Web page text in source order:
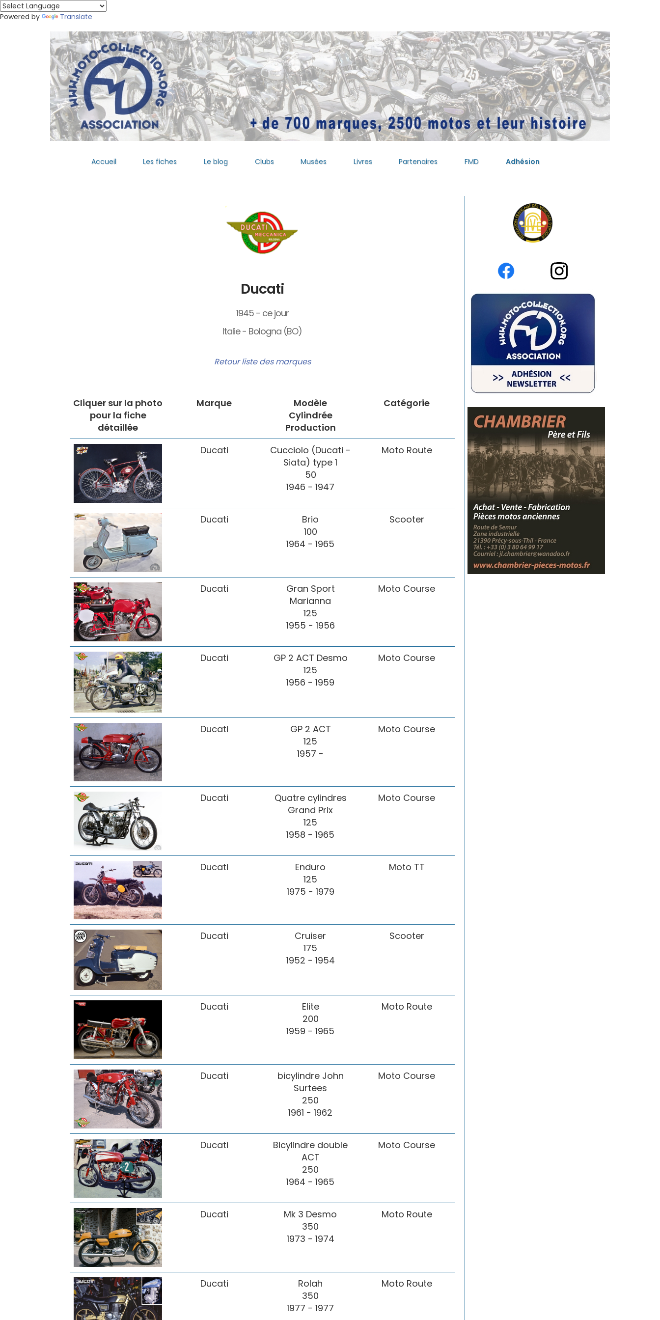
Powered by Translate
Accueil Les fiches Le blog Clubs Musées Livres Partenaires FMD Adhésion
Ducati
1945 - ce jour
Italie - Bologna (BO)
Retour liste des marques
Cliquer sur la photo
pour la fiche
détaillée
Marque
Modèle
Cylindrée
Production
Catégorie
Ducati
Cucciolo (Ducati -
Siata) type 1
50
1946 - 1947
Moto Route
Ducati
Brio
100
1964 - 1965
Scooter
Ducati
Gran Sport
Marianna
125
1955 - 1956
Moto Course
Ducati
GP 2 ACT Desmo
125
1956 - 1959
Moto Course
Ducati
GP 2 ACT
125
1957 -
Moto Course
Ducati
Quatre cylindres
Grand Prix
125
1958 - 1965
Moto Course
Ducati
Enduro
125
1975 - 1979
Moto TT
Ducati
Cruiser
175
1952 - 1954
Scooter
Ducati
Elite
200
1959 - 1965
Moto Route
Ducati
bicylindre John
Surtees
250
1961 - 1962
Moto Course
Ducati
Bicylindre double
ACT
250
1964 - 1965
Moto Course
Ducati
Mk 3 Desmo
350
1973 - 1974
Moto Route
Ducati
Rolah
350
1977 - 1977
Moto Route